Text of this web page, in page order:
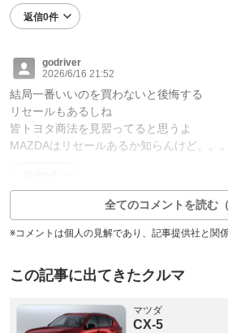
返信0件
godriver
2026/6/16 21:52
結局一番いいのを買わないと後悔する
リセールもあるしね
皆トヨタ商法を見習ってると思うよ
MAZDAはリセールあるか知らんけど。。。
全てのコメントを読む（
※コメントは個人の見解であり、記事提供社と関
この記事に出てきたクルマ
マツダ
CX-5